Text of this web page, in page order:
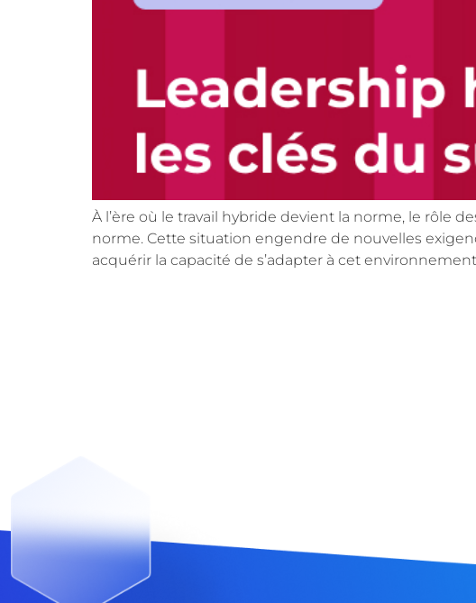
À l’ère où le travail hybride devient la norme, le rôle
norme. Cette situation engendre de nouvelles
acquérir la capacité de s’adapter à cet